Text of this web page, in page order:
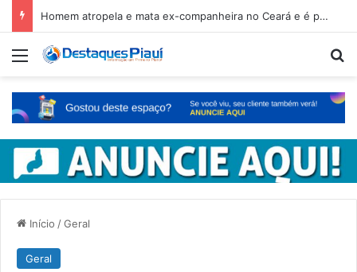
Homem atropela e mata ex-companheira no Ceará e é preso em fuga pelo Piauí
Menu
Início /Geral
Geral